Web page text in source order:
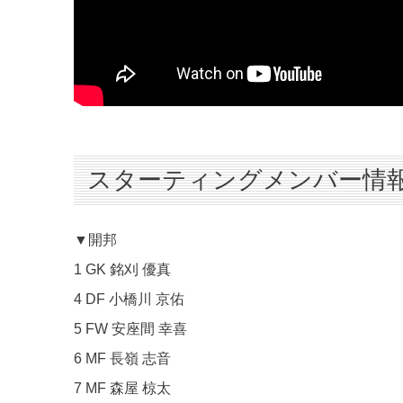
スターティングメンバー情
▼開邦
1 GK 銘刈 優真
4 DF 小橋川 京佑
5 FW 安座間 幸喜
6 MF 長嶺 志音
7 MF 森屋 椋太